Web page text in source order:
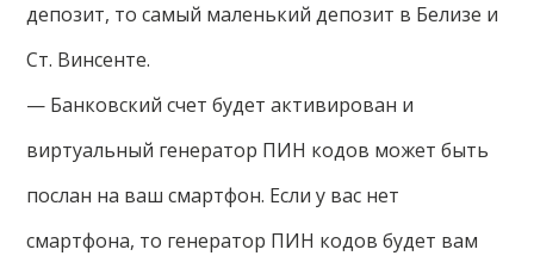
депозит, то самый маленький депозит в Белизе и
Ст. Винсенте.
— Банковский счет будет активирован и
виртуальный генератор ПИН кодов может быть
послан на ваш смартфон. Если у вас нет
смартфона, то генератор ПИН кодов будет вам